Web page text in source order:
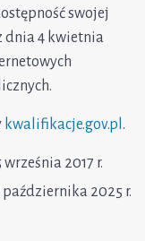
swojej
dnia 4 kwietnia
kwalifikacje.gov.pl .
2017 r.
2025 r.